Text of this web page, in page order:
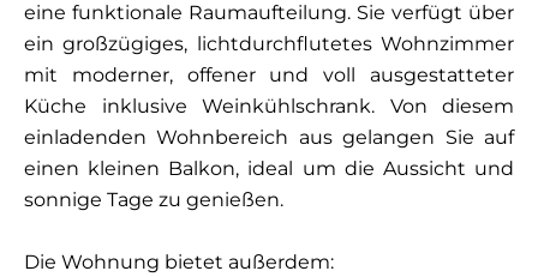
eine funktionale Raumaufteilung. Sie verfügt über
ein großzügiges, lichtdurchflutetes Wohnzimmer
mit moderner, offener und voll ausgestatteter
Küche inklusive Weinkühlschrank. Von diesem
einladenden Wohnbereich aus gelangen Sie auf
einen kleinen Balkon, ideal um die Aussicht und
sonnige Tage zu genießen.
Die Wohnung bietet außerdem: